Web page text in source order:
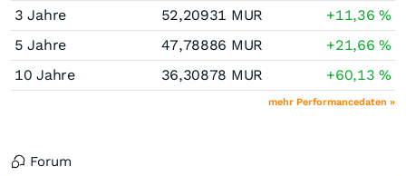
3 Jahre 52,20931 MUR +11,36%
5 Jahre
47,78886 MUR +21,66%
10 Jahre
36,30878 MUR +60,13%
mehr Performancedaten »
Forum